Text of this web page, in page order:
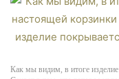
Как мы видим, в итоге